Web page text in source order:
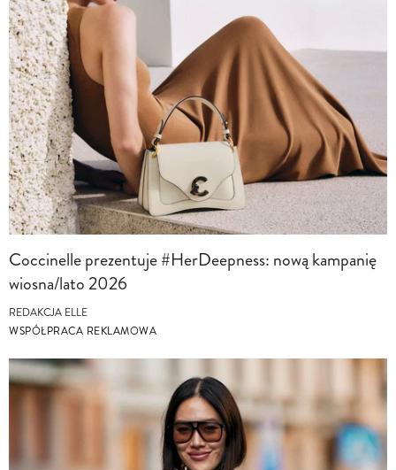
Coccinelle prezentuje #HerDeepness: nową kampanię
wiosna/lato 2026
REDAKCJA ELLE
WSPÓŁPRACA REKLAMOWA